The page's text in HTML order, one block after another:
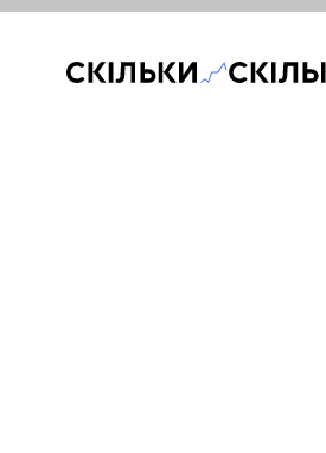
Скільки-скільки? — Медіа